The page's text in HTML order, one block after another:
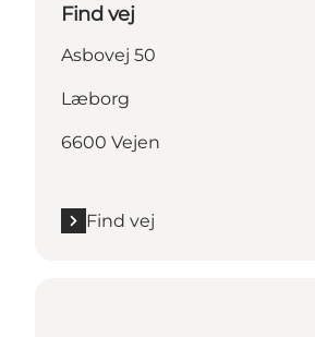
Find vej
Asbovej 50
Læborg
6600 Vejen
Find vej